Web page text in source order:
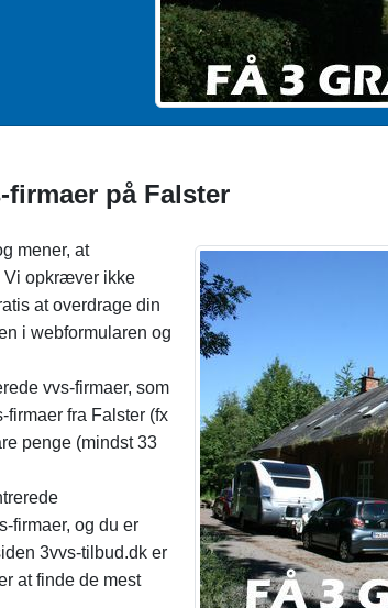
på Falster
mener, at
Vi opkræver ikke
at overdrage din
i webformularen og
vvs-firmaer, som
fra Falster (fx
penge (mindst 33
firmaer, og du er
3vvs-tilbud.dk er
at finde de mest